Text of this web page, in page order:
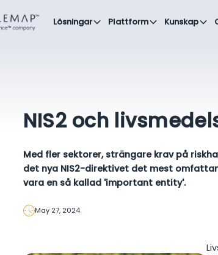
Lösningar Plattform Kunskap
NIS2 och
Med fler sektorer, strängare krav på
det nya NIS2-direktivet det mest
vara en så kallad 'important entity'.
May 27, 2024